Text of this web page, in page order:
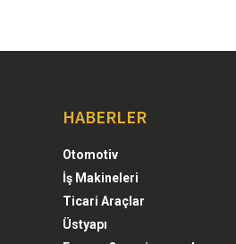
HABERLER
Otomotiv
İş Makineleri
Ticari Araçlar
Üstyapı